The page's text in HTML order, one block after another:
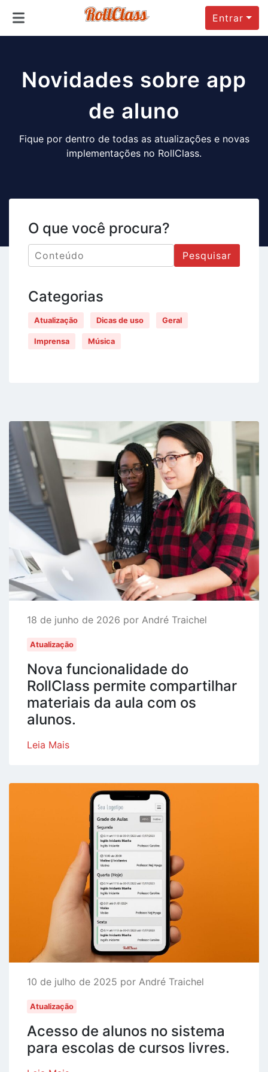
Entrar
Novidades sobre app
de aluno
Fique por dentro de todas as atualizações e novas
implementações no RollClass.
O que você procura?
Pesquisar
Categorias
Atualização Dicas de uso Geral
Imprensa Música
18 de junho de 2026 por André Traichel
Atualização
Nova funcionalidade do
RollClass permite compartilhar
materiais da aula com os
alunos.
Leia Mais
10 de julho de 2025 por André Traichel
Atualização
Acesso de alunos no sistema
para escolas de cursos livres.